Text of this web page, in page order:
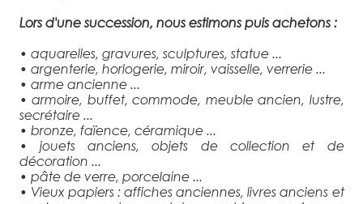
Lors d'une succession, nous estimons puis achetons :
• aquarelles, gravures, sculptures, statue ...
• argenterie, horlogerie, miroir, vaisselle, verrerie ...
• arme ancienne ...
• armoire, buffet, commode, meuble ancien, lustre,
secrétaire ...
• bronze, faïence, céramique ...
• jouets anciens, objets de collection et de
décoration ...
• pâte de verre, porcelaine ...
• Vieux papiers : affiches anciennes, livres anciens et